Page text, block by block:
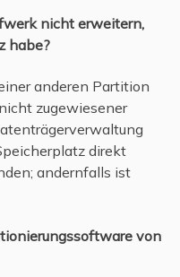
nicht erweitern,
habe?
anderen Partition
zugewiesener
direkt
andernfalls ist
von